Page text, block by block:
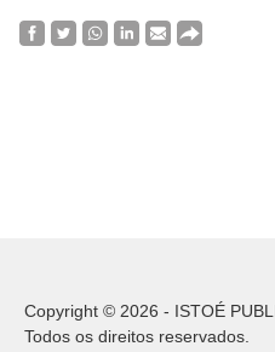
Copyright © 2026 - ISTOÉ
Todos os direitos reservados.